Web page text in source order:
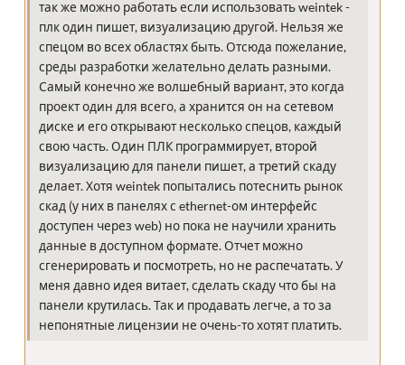
так же можно работать если использовать weintek -
плк один пишет, визуализацию другой. Нельзя же
спецом во всех областях быть. Отсюда пожелание,
среды разработки желательно делать разными.
Самый конечно же волшебный вариант, это когда
проект один для всего, а хранится он на сетевом
диске и его открывают несколько спецов, каждый
свою часть. Один ПЛК программирует, второй
визуализацию для панели пишет, а третий скаду
делает. Хотя weintek попытались потеснить рынок
скад (у них в панелях с ethernet-ом интерфейс
доступен через web) но пока не научили хранить
данные в доступном формате. Отчет можно
сгенерировать и посмотреть, но не распечатать. У
меня давно идея витает, сделать скаду что бы на
панели крутилась. Так и продавать легче, а то за
непонятные лицензии не очень-то хотят платить.